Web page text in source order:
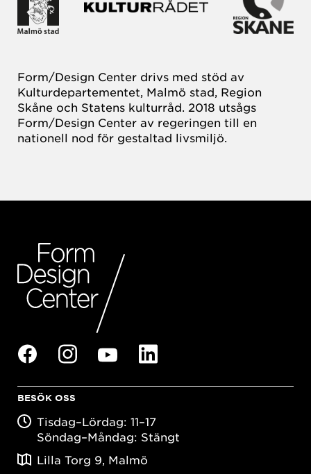
Form/Design Center drivs med stöd av
Kulturdepartementet, Malmö stad, Region
Skåne och Statens kulturråd. 2018 utsågs
Form/Design Center av regeringen till en
nationell nod för gestaltad livsmiljö.
BESÖK OSS
Tisdag–Lördag: 11–17
Söndag–Måndag: Stängt
Lilla Torg 9, Malmö